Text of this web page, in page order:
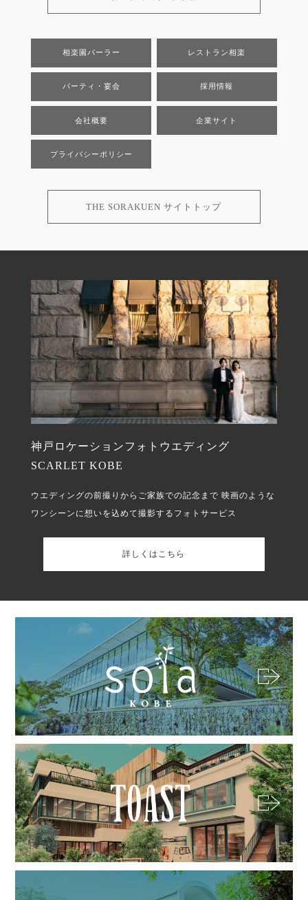
相楽園パーラー レストラン相楽
パーティ・宴会 採用情報
会社概要 企業サイト
プライバシーポリシー
THE SORAKUEN サイトトップ
神戸ロケーションフォトウエディング
SCARLET KOBE
ウエディングの前撮りからご家族での記念まで 映画のような
ワンシーンに想いを込めて撮影するフォトサービス
詳しくはこちら